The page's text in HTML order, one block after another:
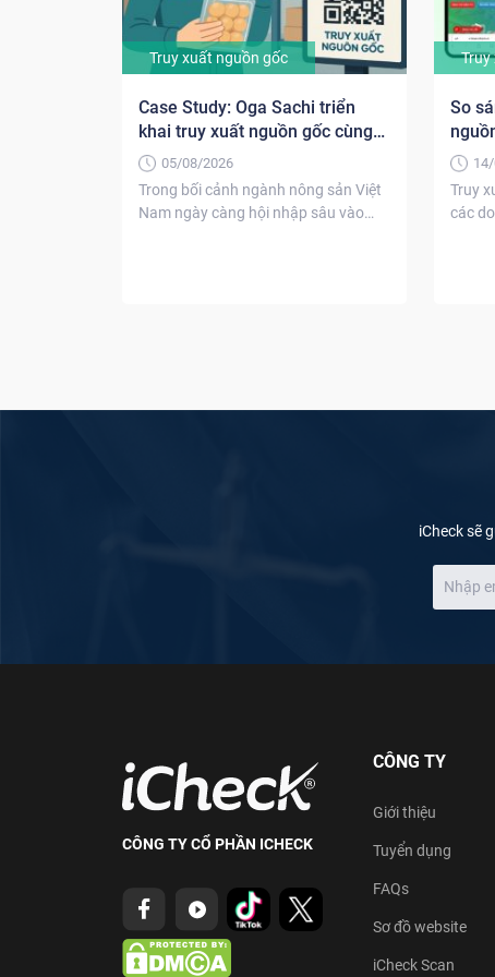
Truy xuất nguồn gốc
Case Study: Oga Sachi triển
khai truy xuất nguồn gốc cùng
iCheck Trace
05/08/2026
Trong bối cảnh ngành nông sản Việt
Nam ngày càng hội nhập sâu vào
So
Truy
các
iCheck sẽ
CÔNG TY CỔ PHẦN ICHECK
CÔNG TY
Giới thiệu
Tuyển dụng
FAQs
Sơ đồ website
iCheck Scan